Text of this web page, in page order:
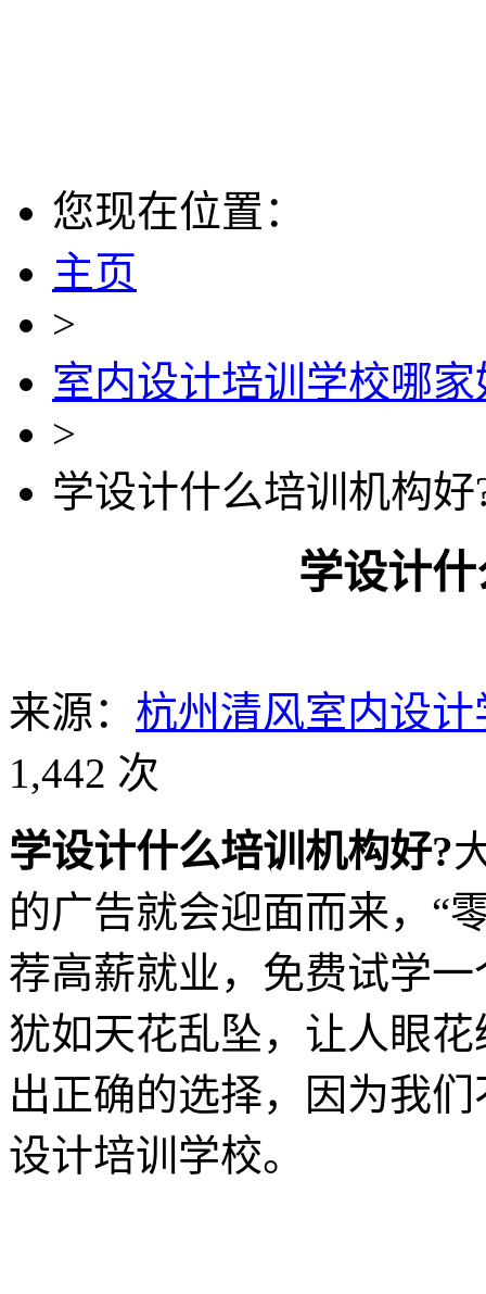
您现在位置：
主页
>
室内设计培训学校哪家
>
学设计什么培训机构好
学设计
来源： 杭州清风室内设计
1,442 次
学设计什么培训机构好?
的广告就会迎面而来，“
荐高薪就业，免费试学
犹如天花乱坠，让人眼
出正确的选择，因为我
设计培训学校。